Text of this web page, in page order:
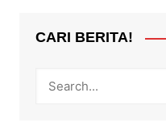
CARI BERITA!